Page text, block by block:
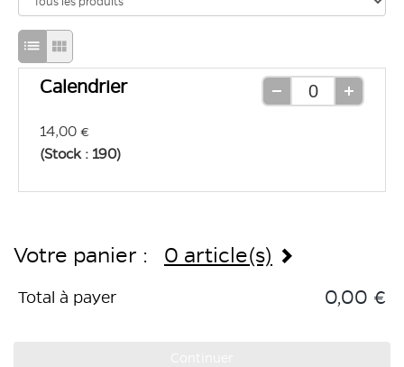
Passage
en
d'affichage
liste
Passage
en
d'affichage
grille
Calendrier
14,00 €
(Stock : 190)
Retirer
Ajouter
Votre panier : 0 article(s)
Total à payer 0,00 €